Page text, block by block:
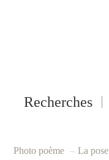
Recherches
Photo poème – La pose